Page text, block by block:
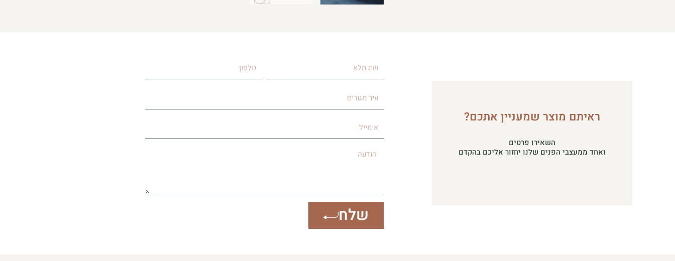
ראיתם מוצר שמעניין אתכם?
השאירו פרטים
ואחד ממעצבי הפנים שלנו יחזור אליכם בהקדם
טלפון
הודעה
שלח